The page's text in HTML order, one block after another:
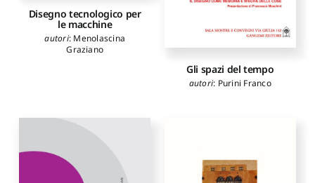
Disegno tecnologico per
le macchine
autori: Menolascina
Graziano
Gli spazi del tempo
autori: Purini Franco